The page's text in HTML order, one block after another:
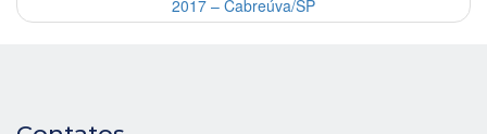
2017 – Cabreúva/SP